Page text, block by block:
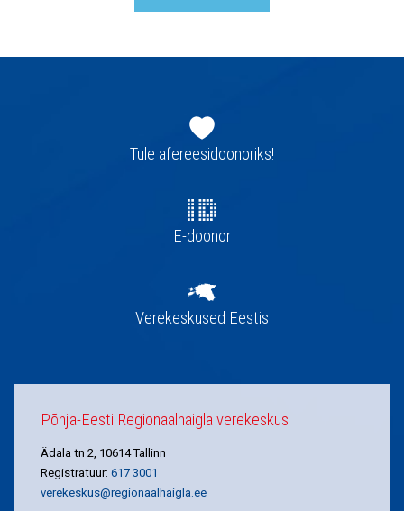
navigatsioonTule afereesidoonoriks!
E-doonor
Verekeskused Eestis
Põhja-Eesti Regionaalhaigla verekeskus
Ädala tn 2, 10614 Tallinn
Registratuur: 617 3001
verekeskus@regionaalhaigla.ee